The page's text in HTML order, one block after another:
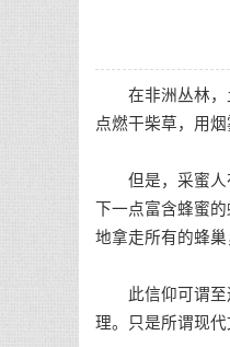
在非洲丛林，土
点燃干柴草，用
但是，采蜜人有
下一点富含蜂蜜
地拿走所有的蜂
此信仰可谓至迂
理。只是所谓现